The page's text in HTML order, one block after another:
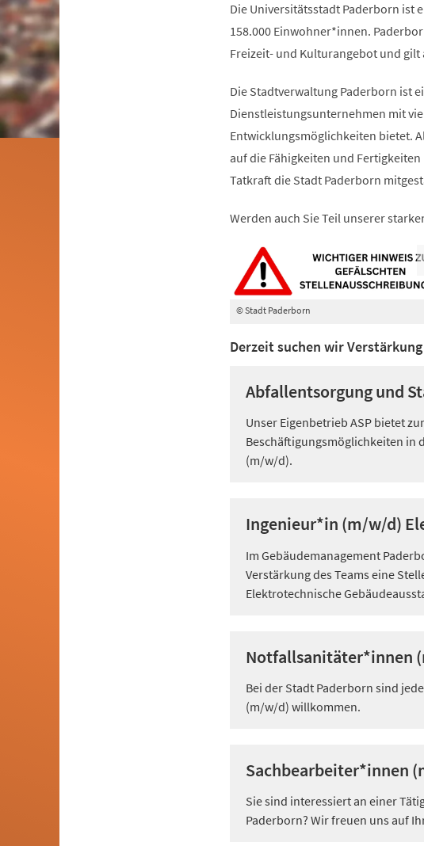
Die Universitätsstadt Paderborn ist
158.000 Einwohner*innen.
Freizeit- und Kulturangebot und
Die Stadtverwaltung Paderborn ist
Dienstleistungsunternehmen mit
Entwicklungsmöglichkeiten bietet.
auf die Fähigkeiten und
Tatkraft die Stadt Paderborn
Werden auch Sie Teil unserer
© Stadt Paderborn
Derzeit suchen wir
Abfallentsorgung und
Unser Eigenbetrieb ASP bietet
Beschäftigungsmöglichkeiten in
(m/w/d).
Ingenieur*in (m/w/d)
Im Gebäudemanagement
Verstärkung des Teams eine
Elektrotechnische
Notfallsanitäter*innen
Bei der Stadt Paderborn sind
(m/w/d) willkommen.
Sachbearbeiter*innen
Sie sind interessiert an einer
Paderborn? Wir freuen uns auf